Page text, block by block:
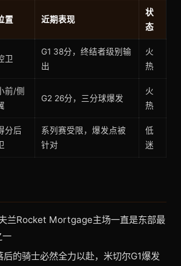
置 近期表现
状
态
卫
G1 38分，终结者级别输
出
火
热
前/侧
G2 26分，三分球爆发
火
热
分后
系列赛受限，爆发点被
针对
低
迷
兰Rocket Mortgage主场一直是东部最
一
后的骑士必然全力以赴，米切尔G1爆发